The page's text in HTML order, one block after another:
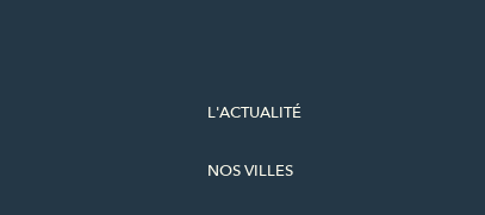
L'ACTUALITÉ
NOS VILLES